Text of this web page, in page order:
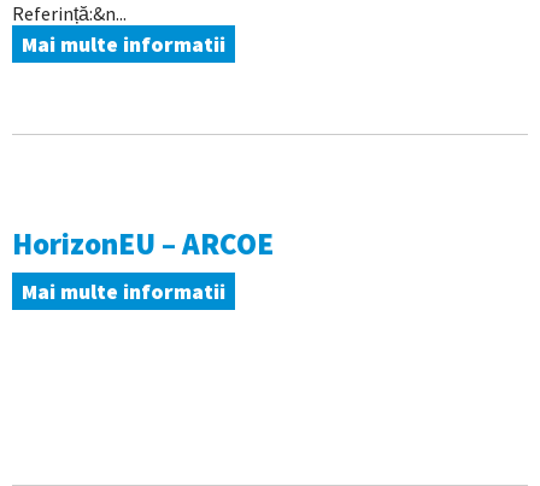
Referință:&n...
Mai multe informatii
HorizonEU – ARCOE
Mai multe informatii